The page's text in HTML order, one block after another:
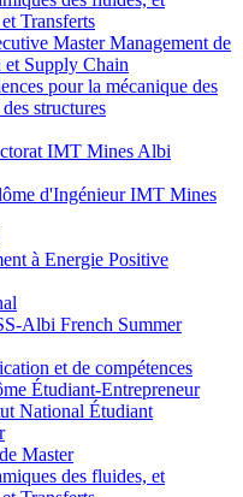
Transferts
Master Management de
et Supply Chain
pour la mécanique des
structures
IMT Mines Albi
d'Ingénieur IMT Mines
à Energie Positive
Albi French Summer
et de compétences
Étudiant-Entrepreneur
National Étudiant
Master
des fluides, et